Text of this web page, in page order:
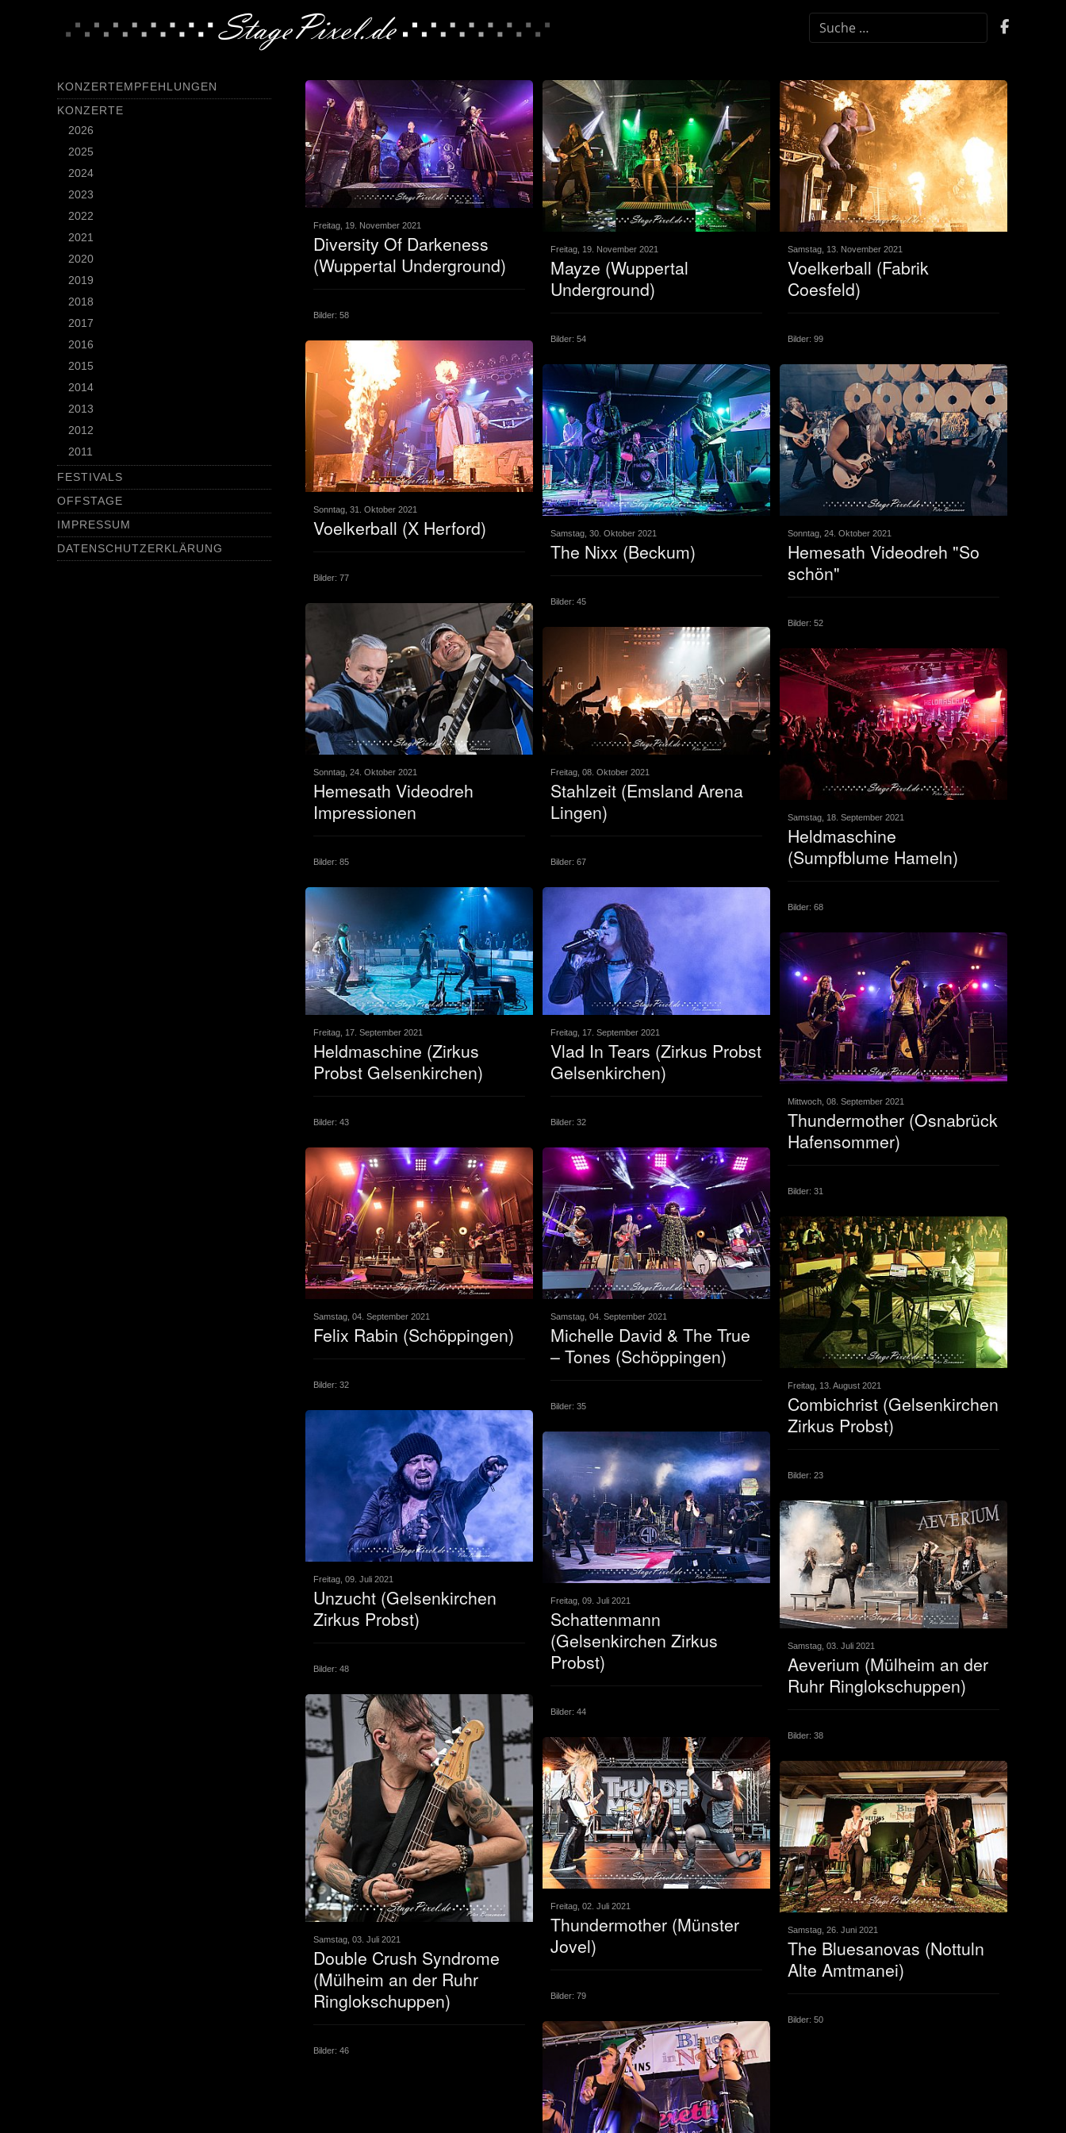
SUCHEN
KONZERTEMPFEHLUNGEN
KONZERTE
2026
2025
2024
2023
2022
2021
2020
2019
2018
2017
2016
2015
2014
2013
2012
2011
FESTIVALS
OFFSTAGE
IMPRESSUM
DATENSCHUTZERKLÄRUNG
Freitag, 19. November 2021
Diversity Of Darkeness
(Wuppertal Underground)
Bilder: 58
Freitag, 19. November 2021
Mayze (Wuppertal
Underground)
Bilder: 54
Samstag, 13. November 2021
Voelkerball (Fabrik
Coesfeld)
Bilder: 99
Sonntag, 31. Oktober 2021
Voelkerball (X Herford)
Bilder: 77
Samstag, 30. Oktober 2021
The Nixx (Beckum)
Bilder: 45
Sonntag, 24. Oktober 2021
Hemesath Videodreh "So
schön"
Bilder: 52
Sonntag, 24. Oktober 2021
Hemesath Videodreh
Impressionen
Bilder: 85
Freitag, 08. Oktober 2021
Stahlzeit (Emsland Arena
Lingen)
Bilder: 67
Samstag, 18. September 2021
Heldmaschine
(Sumpfblume Hameln)
Bilder: 68
Freitag, 17. September 2021
Heldmaschine (Zirkus
Probst Gelsenkirchen)
Bilder: 43
Freitag, 17. September 2021
Vlad In Tears (Zirkus Probst
Gelsenkirchen)
Bilder: 32
Mittwoch, 08. September 2021
Thundermother (Osnabrück
Hafensommer)
Bilder: 31
Samstag, 04. September 2021
Felix Rabin (Schöppingen)
Bilder: 32
Samstag, 04. September 2021
Michelle David & The True
– Tones (Schöppingen)
Bilder: 35
Freitag, 13. August 2021
Combichrist (Gelsenkirchen
Zirkus Probst)
Bilder: 23
Freitag, 09. Juli 2021
Unzucht (Gelsenkirchen
Zirkus Probst)
Bilder: 48
Freitag, 09. Juli 2021
Schattenmann
(Gelsenkirchen Zirkus
Probst)
Bilder: 44
Samstag, 03. Juli 2021
Aeverium (Mülheim an der
Ruhr Ringlokschuppen)
Bilder: 38
Samstag, 03. Juli 2021
Double Crush Syndrome
(Mülheim an der Ruhr
Ringlokschuppen)
Bilder: 46
Freitag, 02. Juli 2021
Thundermother (Münster
Jovel)
Bilder: 79
Samstag, 26. Juni 2021
The Bluesanovas (Nottuln
Alte Amtmanei)
Bilder: 50